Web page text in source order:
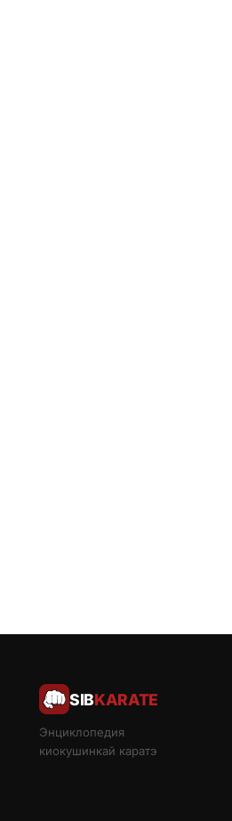
SIBKARATE
Энциклопедия
киокушинкай каратэ